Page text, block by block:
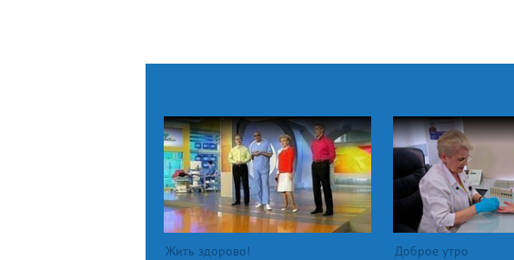
Жить здорово! Доброе утро